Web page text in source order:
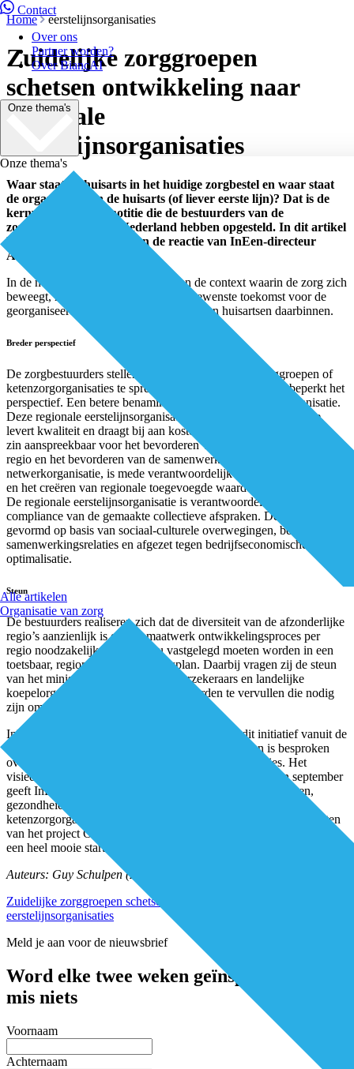
Contact
Over ons
Partner worden?
Over BiancAI
Onze thema's
Onze thema's
Alle artikelen
Organisatie van zorg
Home eerstelijnsorganisaties
Zuidelijke zorggroepen
schetsen ontwikkeling naar
regionale
eerstelijnsorganisaties
Waar staat de huisarts in het huidige zorgbestel en waar staat
de organisatie van de huisarts (of liever eerste lijn)? Dat is de
kernvraag van een notitie die de bestuurders van de
zorggroepen in Zuid-Nederland hebben opgesteld. In dit artikel
leest u de integrale tekst èn de reactie van InEen-directeur
Anoeska Mosterdijk.
In de notitie schetsen de zorggroepen de context waarin de zorg zich
beweegt, met een vergezicht naar de gewenste toekomst voor de
georganiseerde eerste lijn en de positie van huisartsen daarbinnen.
Breder perspectief
De zorgbestuurders stellen voor om niet meer van zorggroepen of
ketenzorgorganisaties te spreken, want alleen die term al beperkt het
perspectief. Een betere benaming is regionale eerstelijnsorganisatie.
Deze regionale eerstelijnsorganisatie biedt toegevoegde waarde,
levert kwaliteit en draagt bij aan kostenbeheersing. Is in algemene
zin aanspreekbaar voor het bevorderen van de gezondheid in de
regio en het bevorderen van de samenwerking als
netwerkorganisatie, is mede verantwoordelijk voor kostenbeheersing
en het creëren van regionale toegevoegde waarde voor de populatie.
De regionale eerstelijnsorganisatie is verantwoordelijk voor de
compliance van de gemaakte collectieve afspraken. De regio wordt
gevormd op basis van sociaal-culturele overwegingen, bestaande
samenwerkingsrelaties en afgezet tegen bedrijfseconomische
optimalisatie.
Steun
De bestuurders realiseren zich dat de diversiteit van de afzonderlijke
regio’s aanzienlijk is en een maatwerk ontwikkelingsproces per
regio noodzakelijk is. Deze zou vastgelegd moeten worden in een
toetsbaar, regionaal ontwikkelingsplan. Daarbij vragen zij de steun
van het ministerie van VWS, zorgverzekeraars en landelijke
koepelorganisaties om de randvoorwaarden te vervullen die nodig
zijn om de toekomstvisie waar te maken.
InEen-directeur Anoeska Mosterdijk is blij met dit initiatief vanuit de
leden. Ze herkent veel van wat eerder binnen InEen is besproken
over de doorontwikkeling van de ketenzorgorganisaties. Het
visiedocument komt bovendien op het goede moment. In september
geeft InEen een vervolg aan de discussie met de zorggroepen,
gezondheidscentra en ROS’en over de toekomst van
ketenzorgorganisaties. Daarbij betrekt de koepel ook de uitkomsten
van het project Organisatie & Infrastructuur. Het visiedocument is
een heel mooie start voor een goed gesprek!
Auteurs: Guy Schulpen (ZIO) en Jan Erik de Wildt (De Eerstelijns)
Zuidelijke zorggroepen schetsen ontwikkeling naar regionale
eerstelijnsorganisaties
Meld je aan voor de nieuwsbrief
Word elke twee weken geïnspireerd en
mis niets
Voornaam
Achternaam